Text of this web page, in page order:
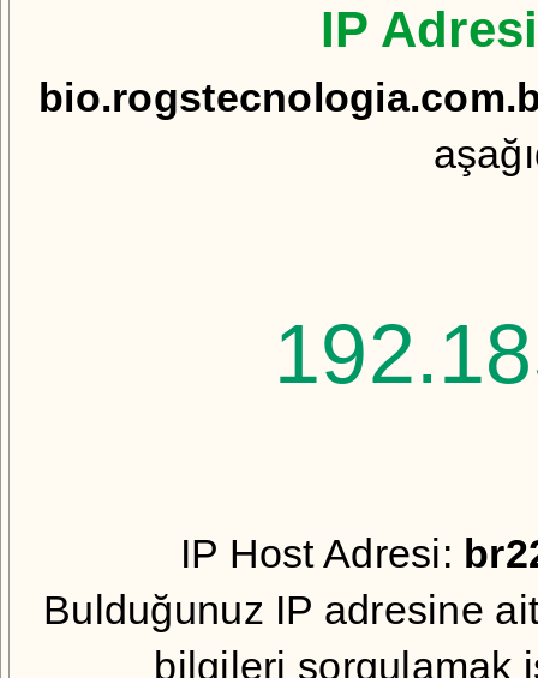
IP
IP Host Adresi:
Bulduğunuz IP adresine
bilgileri sorgulamak